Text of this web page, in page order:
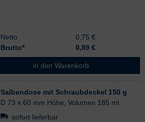
Netto
0,75 €
Brutto*
0,89 €
Salbendose mit Schraubdeckel
in den Warenkorb
Salbendose mit Schraubdeckel 150 g
D 73 x 60 mm Höhe, Volumen 185 ml
sofort lieferbar